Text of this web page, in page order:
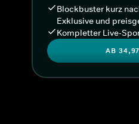
Blockbuster kurz
Exklusive und
Kompletter Live-
AB